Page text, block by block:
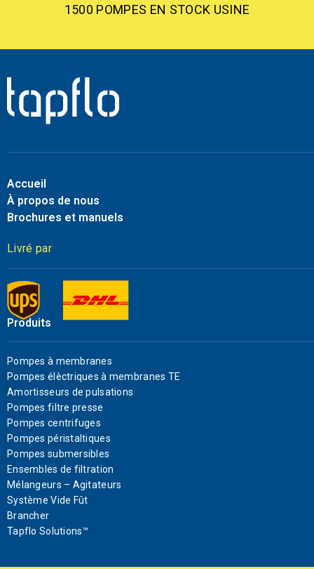
1500 POMPES EN STOCK USINE
Accueil
À propos de nous
Brochures et manuels
Livré par
Produits
Pompes à membranes
Pompes élèctriques à membranes TE
Amortisseurs de pulsations
Pompes filtre presse
Pompes centrifuges
Pompes péristaltiques
Pompes submersibles
Ensembles de filtration
Mélangeurs – Agitateurs
Système Vide Fût
Brancher
Tapflo Solutions™